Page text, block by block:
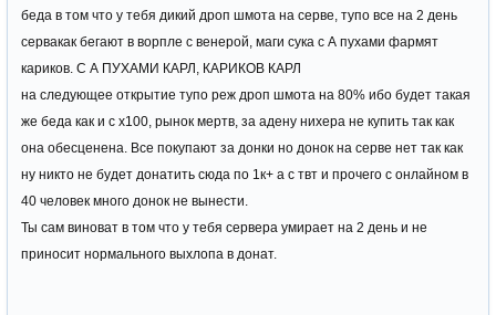
беда в том что у тебя дикий дроп шмота на серве, тупо все на 2 день
сервакак бегают в ворпле с венерой, маги сука с А пухами фармят
кариков. С А ПУХАМИ КАРЛ, КАРИКОВ КАРЛ
на следующее открытие тупо реж дроп шмота на 80% ибо будет такая
же беда как и с х100, рынок мертв, за адену нихера не купить так как
она обесценена. Все покупают за донки но донок на серве нет так как
ну никто не будет донатить сюда по 1к+ а с твт и прочего с онлайном в
40 человек много донок не вынести.
Ты сам виноват в том что у тебя сервера умирает на 2 день и не
приносит нормального выхлопа в донат.